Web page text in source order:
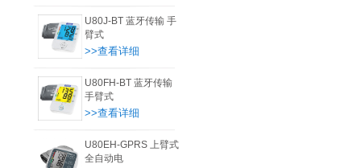
U80J-BT 蓝牙传输 手
臂式
>>查看详细
U80FH-BT 蓝牙传输
手臂式
>>查看详细
U80EH-GPRS 上臂式
全自动电